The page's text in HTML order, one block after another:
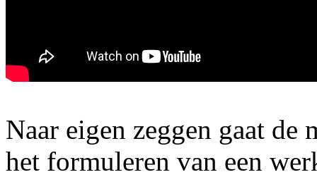
Naar eigen zeggen gaat
het formuleren van een